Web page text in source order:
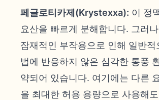
페글로티카제(Krystexxa): 이 정
요산을 빠르게 분해합니다. 그러
잠재적인 부작용으로 인해 일반적
법에 반응하지 않은 심각한 통풍
약되어 있습니다. 여기에는 다른
을 최대한 허용 용량으로 사용해